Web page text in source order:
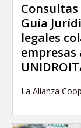
Guía
legales
empresas
La Alianza